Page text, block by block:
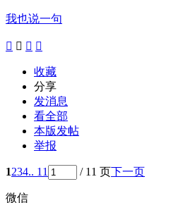
我也说一句
   
收藏
分享
发消息
看全部
本版发帖
举报
1234.. 11 / 11 页下一页
微信